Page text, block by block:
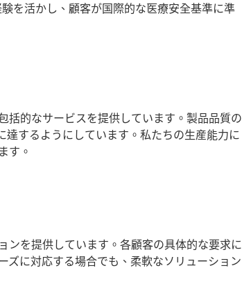
を活かし、顧客が国際的な医療安全基準に準
括的なサービスを提供しています。製品品質の
するようにしています。私たちの生産能力に
す。
ンを提供しています。各顧客の具体的な要求に
ズに対応する場合でも、柔軟なソリューション